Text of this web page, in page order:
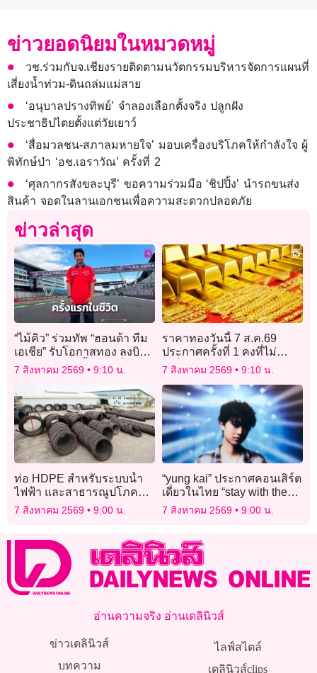
ข่าวยอดนิยมในหมวดหมู่
วช.ร่วมกับจ.เชียงรายติดตามนวัตกรรมบริหารจัดการแผนที่
เสี่ยงน้ำท่วม-ดินถล่มแม่สาย
‘อนุบาลปรางทิพย์’ จำลองเลือกตั้งจริง ปลูกฝัง
ประชาธิปไตยตั้งแต่วัยเยาว์
‘สื่อมวลชน-สภาลมหายใจ’ มอบเครื่องบริโภคให้กำลังใจ ผู้
พิทักษ์ป่า ‘อช.เอราวัณ’ ครั้งที่ 2
‘ศุลกากรสังขละบุรี’ ขอความร่วมมือ ‘ชิปปิ้ง’ นำรถขนส่ง
สินค้า จอดในลานเอกชนเพื่อความสะดวกปลอดภัย
ข่าวล่าสุด
“ไม้คิว” ร่วมทัพ “ฮอนด้า ทีม
เอเชีย” รับโอกาสทอง ลงบิด
ศึกโมโตทรี ครั้งแรก ที่
7 สิงหาคม 2569 9:10 น.
ราคาทองวันนี้ 7 ส.ค.69
ประกาศครั้งที่ 1 คงที่ไม่
เปลี่ยนแปลง
7 สิงหาคม 2569 9:10 น.
ท่อ HDPE สำหรับระบบน้ำ
ไฟฟ้า และสาธารณูปโภค
ใต้ดิน ตัวเลือกสำคัญของ
7 สิงหาคม 2569 9:00 น.
“yung kai” ประกาศคอนเสิร์ต
เดี่ยวในไทย “stay with the
ocean, i’ll find you: Asia
7 สิงหาคม 2569 9:00 น.
อ่านความจริง อ่านเดลินิวส์
ข่าวเดลินิวส์
บทความ
ไลฟ์สไตล์
เดลินิวส์clips